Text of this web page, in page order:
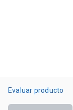
Evaluar producto